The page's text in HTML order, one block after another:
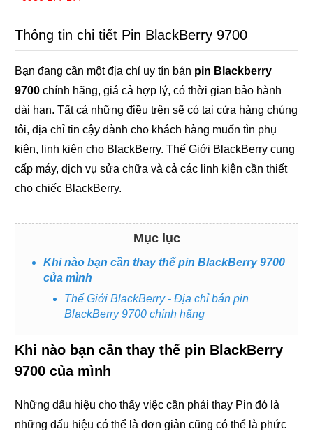
Thông tin chi tiết Pin BlackBerry 9700
Bạn đang cần một địa chỉ uy tín bán pin Blackberry
9700 chính hãng, giá cả hợp lý, có thời gian bảo hành
dài hạn. Tất cả những điều trên sẽ có tại cửa hàng chúng
tôi, địa chỉ tin cậy dành cho khách hàng muốn tìn phụ
kiện, linh kiện cho BlackBerry. Thế Giới BlackBerry cung
cấp máy, dịch vụ sửa chữa và cả các linh kiện cần thiết
cho chiếc BlackBerry.
Mục lục
Khi nào bạn cần thay thế pin BlackBerry 9700
của mình
Thế Giới BlackBerry - Địa chỉ bán pin
BlackBerry 9700 chính hãng
Khi nào bạn cần thay thế pin BlackBerry
9700 của mình
Những dấu hiệu cho thấy việc cần phải thay Pin đó là
những dấu hiệu có thể là đơn giản cũng có thể là phức